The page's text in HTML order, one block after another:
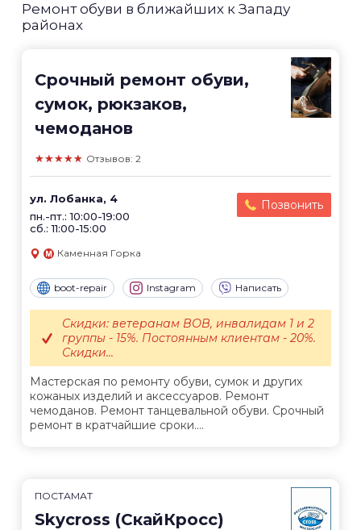
Ремонт обуви в ближайших к Западу
районах
Срочный ремонт обуви,
сумок, рюкзаков,
чемоданов
★★★★★ Отзывов: 2
ул. Лобанка, 4
пн.-пт.: 10:00-19:00
сб.: 11:00-15:00
Позвонить
Каменная Горка
boot-repair Instagram Написать
Мастерская по ремонту обуви, сумок и других
кожаных изделий и аксессуаров. Ремонт
чемоданов. Ремонт танцевальной обуви. Срочный
ремонт в кратчайшие сроки....
Скидки: ветеранам ВОВ, инвалидам 1 и 2
группы - 15%. Постоянным клиентам - 20%.
Скидки...
ПОСТАМАТ
Skycross (СкайКросс)